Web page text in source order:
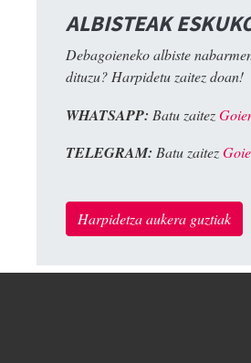
ALBISTEAK
Debagoieneko albiste
dituzu? Harpidetu zaitez doan!
WHATSAPP: Batu zaitez
TELEGRAM: Batu zaitez
Harpidetza aukera guztiak